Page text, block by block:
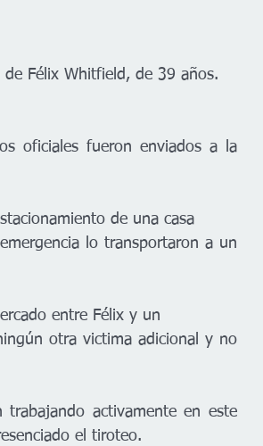
Félix Whitfield, de 39 años.
oficiales fueron enviados a la
de una casa
lo transportaron a un
entre Félix y un
otra victima adicional y no
trabajando activamente en este
el tiroteo.